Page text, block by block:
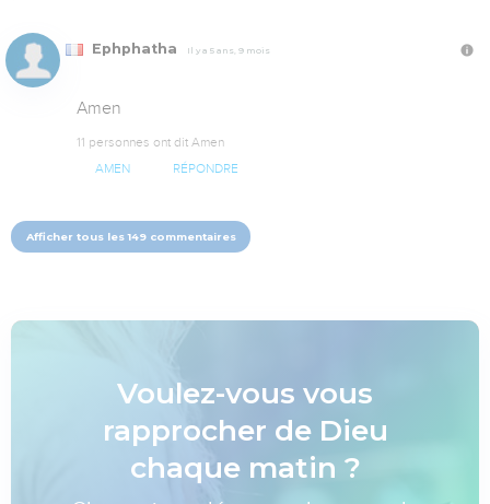
Ephphatha Il y a 5 ans, 9 mois
Amen
11 personnes ont dit Amen
AMEN RÉPONDRE
Afficher tous les 149 commentaires
Voulez-vous vous
rapprocher de Dieu
chaque matin ?